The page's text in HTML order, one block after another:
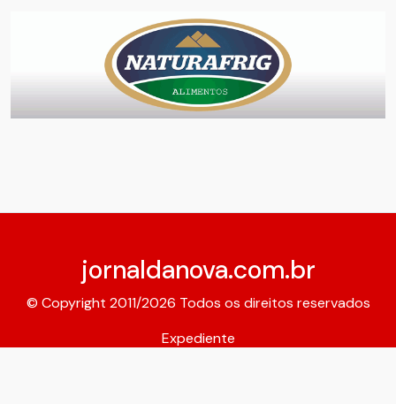
jornaldanova.com.br
© Copyright 2011/2026 Todos os direitos reservados
Expediente